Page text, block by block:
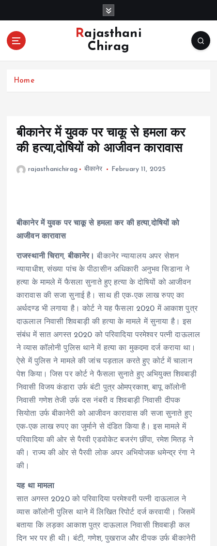
o
Rajasthani
Chirag
Home
बीकानेर में युवक पर चाकू से हमला कर
की हत्या,दोषियों को आजीवन कारावास
rajasthanichirag बीकानेर February 11, 2025
बीकानेर में युवक पर चाकू से हमला कर की हत्या,दोषियों को
आजीवन कारावास
राजस्थानी चिराग, बीकानेर। बीकानेर न्यायालय अपर सेशन
न्यायाधीश, संख्या पांच के पीठासीन अधिकारी अनुभव सिडाना ने
हत्या के मामले में फैसला सुनाते हुए हत्या के दोषियों को आजीवन
कारावास की सजा सुनाई है। साथ ही एक-एक लाख रुपए का
अर्थदण्ड भी लगाया है। कोर्ट ने यह फैसला 2020 में आकाश पुत्र
दाऊलाल निवासी शिवबाड़ी की हत्या के मामले में सुनाया है। इस
संबंध में सात अगस्त 2020 को परिवादिया परमेश्वर पत्नी दाऊलाल
ने व्यास कॉलोनी पुलिस थाने में हत्या का मुकदमा दर्ज कराया था।
ऐसे में पुलिस ने मामले की जांच पड़ताल करते हुए कोर्ट में चालान
पेश किया। जिस पर कोर्ट ने फैसला सुनाते हुए अभियुक्त शिवबाड़ी
निवासी विजय कंडारा उर्फ बंटी पुत्र ओमप्रकाश, बापू कॉलोनी
निवासी गणेश तेजी उर्फ दस नंबरी व शिवबाड़ी निवासी दीपक
सियोता उर्फ बीकानेरी को आजीवन कारावास की सजा सुनाते हुए
एक-एक लाख रुपए का जुर्माने से दंडित किया है। इस मामले में
परिवादिया की ओर से पैरवी एडवोकेट बजरंग छींपा, रमेश मितड़ ने
की। राज्य की ओर से पैरवी लोक अपर अभियोजक धमेन्द्र रंगा ने
की।
यह था मामला
सात अगस्त 2020 को परिवादिया परमेश्वरी पत्नी दाऊलाल ने
व्यास कॉलोनी पुलिस थाने में लिखित रिपोर्ट दर्ज करवायी। जिसमें
बताया कि लड़का आकाश पुत्र दाऊलाल निवासी शिवबाड़ी कल
दिन भर पर ही थी। बंटी, गणेश, पुखराज और दीपक उर्फ बीकानेरी